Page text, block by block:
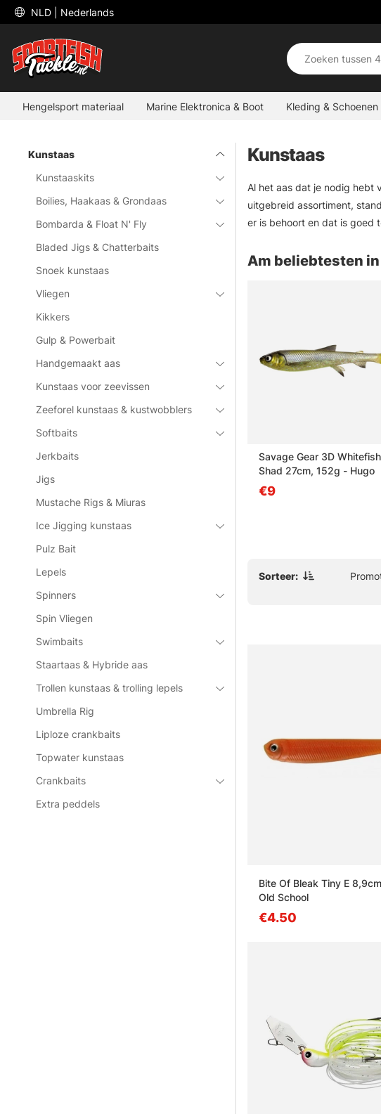
NLD | Nederlands
Hengelsport materiaal Marine Elektronica & Boot Kleding & Schoenen
Kunstaas
Kunstaaskits
Boilies, Haakaas & Grondaas
Bombarda & Float N' Fly
Bladed Jigs & Chatterbaits
Snoek kunstaas
Vliegen
Kikkers
Gulp & Powerbait
Handgemaakt aas
Kunstaas voor zeevissen
Zeeforel kunstaas & kustwobblers
Softbaits
Jerkbaits
Jigs
Mustache Rigs & Miuras
Ice Jigging kunstaas
Pulz Bait
Lepels
Spinners
Spin Vliegen
Swimbaits
Staartaas & Hybride aas
Trollen kunstaas & trolling lepels
Umbrella Rig
Liploze crankbaits
Topwater kunstaas
Crankbaits
Extra peddels
Kunstaas
Al het aas dat je nodig hebt
uitgebreid assortiment,
er is behoort en dat is goed
Am beliebtesten
Fly #1
Savage Gear 3D Whitefish
Shad 27cm, 152g - Hugo
€9
Sorteer:
Bite Of Bleak Tiny E
Old School
€4.50